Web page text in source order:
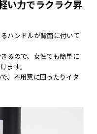
い力でラクラク昇
ハンドルが背面に付いて
るので、女性でも簡単に
ます。
、不用意に回ったりイタ